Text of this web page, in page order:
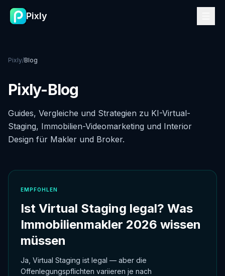
Pixly
Pixly/Blog
Pixly-Blog
Guides, Vergleiche und Strategien zu KI-Virtual-
Staging, Immobilien-Videomarketing und Interior
Design für Makler und Broker.
EMPFOHLEN
Ist Virtual Staging legal? Was
Immobilienmakler 2026 wissen
müssen
Ja, Virtual Staging ist legal — aber die
Offenlegungspflichten variieren je nach